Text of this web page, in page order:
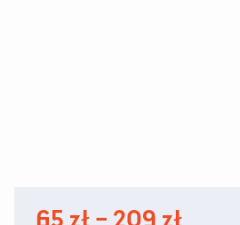
65 zł– 209 złZakres